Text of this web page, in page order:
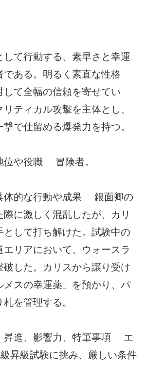
して行動する、素早さと幸運
である。明るく素直な性格
して全幅の信頼を寄せてい
ティカル攻撃を主体とし、
で仕留める爆発力を持つ。
位や役職 冒険者。
体的な行動や成果 銀面卿の
際に激しく混乱したが、カリ
として打ち解けた。試験中の
エリアにおいて、ウォースラ
破した。カリスから譲り受け
メスの幸運薬」を預かり、パ
を管理する。
昇進、影響力、特筆事項 エ
昇級試験に挑み、厳しい条件